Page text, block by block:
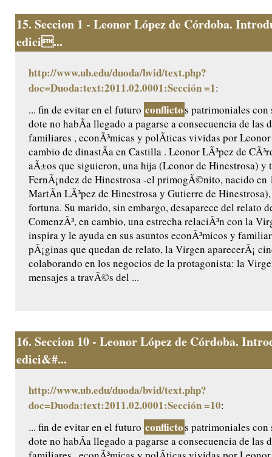
15. Seccion 1 - Leonor López de Córdoba.
edici...
http://www.ub.edu/duoda/bvid/text.php?
doc=Duoda:text:2011.02.0001:Sección =1:
... fin de evitar en el futuro conflictos patrimoniales con
dote no habÃ­a llegado a pagarse a consecuencia de las
familiares , econÃ³micas y polÃ­ticas vividas por
cambio de dinastÃ­a en Castilla . Leonor LÃ³pez de
aÃ±os que siguieron, una hija (Leonor de Hinestrosa) y
FernÃ¡ndez de Hinestrosa -el primogÃ©nito, nacido en
MartÃ­n LÃ³pez de Hinestrosa y Gutierre de
fortuna. Su marido, sin embargo, desaparece del relato
ComenzÃ³, en cambio, una estrecha relaciÃ³n con la
inspira y le ayuda en sus asuntos econÃ³micos y
pÃ¡ginas que quedan de relato, la Virgen aparecerÃ¡
colaborando en los negocios de la protagonista: la
mensajes a travÃ©s del ...
16. Seccion 10 - Leonor López de Córdoba.
edici&#...
http://www.ub.edu/duoda/bvid/text.php?
doc=Duoda:text:2011.02.0001:Sección =10:
... fin de evitar en el futuro conflictos patrimoniales con
dote no habÃ­a llegado a pagarse a consecuencia de las